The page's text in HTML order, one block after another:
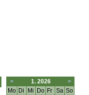
< 1. 2026
>
Mo Di Mi Do Fr Sa So